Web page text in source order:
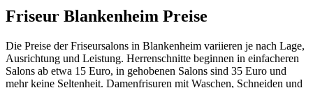
Friseur Blankenheim Preise
Die Preise der Friseursalons in Blankenheim variieren je nach Lage,
Ausrichtung und Leistung. Herrenschnitte beginnen in einfacheren
Salons ab etwa 15 Euro, in gehobenen Salons sind 35 Euro und
mehr keine Seltenheit. Damenfrisuren mit Waschen, Schneiden und